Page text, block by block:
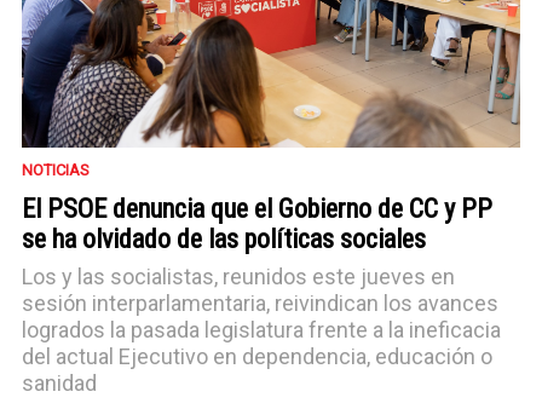
NOTICIAS
El PSOE denuncia que el Gobierno de CC y PP
se ha olvidado de las políticas sociales
Los y las socialistas, reunidos este jueves en
sesión interparlamentaria, reivindican los avances
logrados la pasada legislatura frente a la ineficacia
del actual Ejecutivo en dependencia, educación o
sanidad